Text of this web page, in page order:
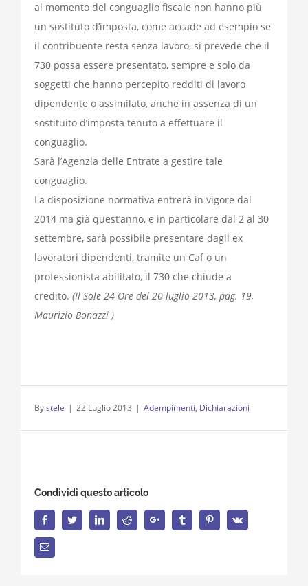
al momento del conguaglio fiscale non hanno più
un sostituto d’imposta, come accade ad esempio se
il contribuente resta senza lavoro, si prevede che il
730 possa essere presentato, sempre e solo da
soggetti che hanno percepito redditi di lavoro
dipendente o assimilato, anche in assenza di un
sostituito d’imposta tenuto a effettuare il
conguaglio.
Sarà l’Agenzia delle Entrate a gestire tale
conguaglio.
La disposizione normativa entrerà in vigore dal
2014 ma già quest’anno, e in particolare dal 2 al 30
settembre, sarà possibile presentare dagli ex
lavoratori dipendenti, tramite un Caf o un
professionista abilitato, il 730 che chiude a
credito. (Il Sole 24 Ore del 20 luglio 2013, pag. 19,
Maurizio Bonazzi )
Bystele | 22 Luglio 2013 | Adempimenti, Dichiarazioni
Condividi questo articolo
FacebookTwitterLinkedInReddit Google+ Tumblr PinterestVk
Email